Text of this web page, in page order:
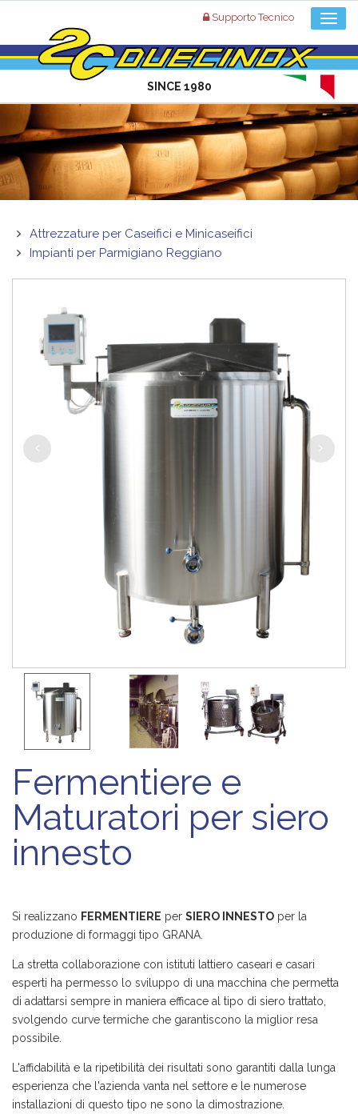
Supporto Tecnico
SINCE 1980
Attrezzature per Caseifici e Minicaseifici
Impianti per Parmigiano Reggiano
Fermentiere e
Maturatori per siero
innesto
Si realizzano FERMENTIERE per SIERO INNESTO per la
produzione di formaggi tipo GRANA.
La stretta collaborazione con istituti lattiero caseari e casari
esperti ha permesso lo sviluppo di una macchina che permetta
di adattarsi sempre in maniera efficace al tipo di siero trattato,
svolgendo curve termiche che garantiscono la miglior resa
possibile.
L'affidabilità e la ripetibilità dei risultati sono garantiti dalla lunga
esperienza che l'azienda vanta nel settore e le numerose
installazioni di questo tipo ne sono la dimostrazione.